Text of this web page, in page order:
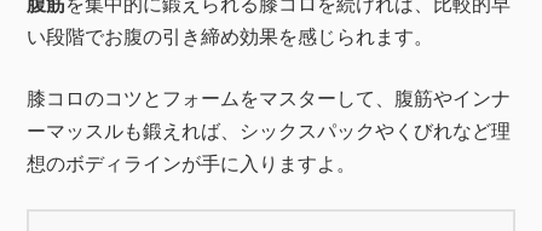
い段階でお腹の引き締め効果を感じられます。
膝コロのコツとフォームをマスターして、腹筋やインナ
ーマッスルも鍛えれば、シックスパックやくびれなど理
想のボディラインが手に入りますよ。